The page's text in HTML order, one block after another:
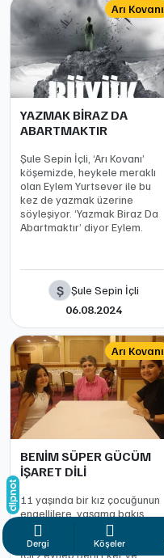
Arı Kovanı
YAZMAK BİRAZ DA
ABARTMAKTIR
Şule Sepin İçli, ‘Arı Kovanı’
köşemizde, heykele meraklı
olan Eylem Yurtsever ile bu
kez de yazmak üzerine
söyleşiyor. ‘Yazmak Biraz Da
Abartmaktır’ diyor Eylem.
Ş Şule Sepin İçli
06.08.2024
Arı Kovanı
BENİM SÜPER GÜCÜM
İŞARET DİLİ
11 yaşında bir kız çocuğunun
engellilere, yaşama bakış
açısını, azmini taşıdık ‘Arı
Kovanı’ köşemize. Şule Sepin
İçli,Zeynep Beril Eker ve
Dergi Köşeler